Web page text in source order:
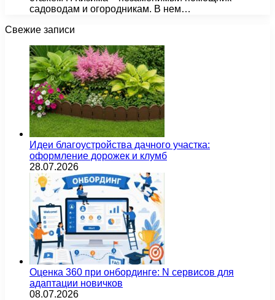
садоводам и огородникам. В нем…
Свежие записи
Идеи благоустройства дачного участка:
оформление дорожек и клумб
28.07.2026
Оценка 360 при онбординге: N сервисов для
адаптации новичков
08.07.2026